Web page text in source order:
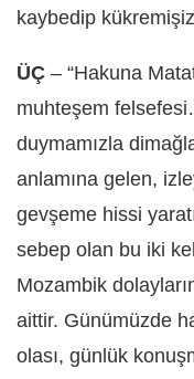
kaybedip
ÜÇ – “Hakuna
muhteşem
duymamızla
anlamına gelen,
gevşeme hissi
sebep olan bu iki
Mozambik
aittir. Günümüzde
olası, günlük